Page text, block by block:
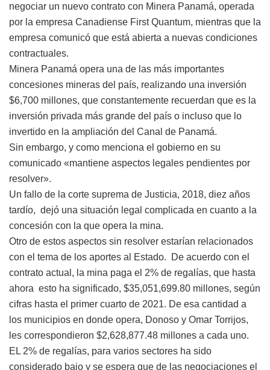
negociar un nuevo contrato con Minera Panamá, operada
por la empresa Canadiense First Quantum, mientras que la
empresa comunicó que está abierta a nuevas condiciones
contractuales.
Minera Panamá opera una de las más importantes
concesiones mineras del país, realizando una inversión
$6,700 millones, que constantemente recuerdan que es la
inversión privada más grande del país o incluso que lo
invertido en la ampliación del Canal de Panamá.
Sin embargo, y como menciona el gobierno en su
comunicado «mantiene aspectos legales pendientes por
resolver».
Un fallo de la corte suprema de Justicia, 2018, diez años
tardío, dejó una situación legal complicada en cuanto a la
concesión con la que opera la mina.
Otro de estos aspectos sin resolver estarían relacionados
con el tema de los aportes al Estado. De acuerdo con el
contrato actual, la mina paga el 2% de regalías, que hasta
ahora esto ha significado, $35,051,699.80 millones, según
cifras hasta el primer cuarto de 2021. De esa cantidad a
los municipios en donde opera, Donoso y Omar Torrijos,
les correspondieron $2,628,877.48 millones a cada uno.
EL 2% de regalías, para varios sectores ha sido
considerado bajo y se espera que de las negociaciones el